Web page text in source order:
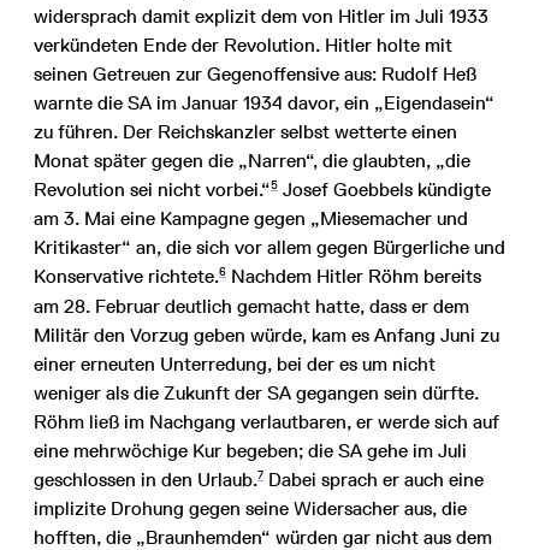
widersprach damit explizit dem von Hitler im Juli 1933
verkündeten Ende der Revolution. Hitler holte mit
seinen Getreuen zur Gegenoffensive aus: Rudolf Heß
warnte die SA im Januar 1934 davor, ein „Eigendasein“
zu führen. Der Reichskanzler selbst wetterte einen
Monat später gegen die „Narren“, die glaubten, „die
Revolution sei nicht vorbei.“5 Josef Goebbels kündigte
am 3. Mai eine Kampagne gegen „Miesemacher und
Kritikaster“ an, die sich vor allem gegen Bürgerliche und
Konservative richtete.6 Nachdem Hitler Röhm bereits
am 28. Februar deutlich gemacht hatte, dass er dem
Militär den Vorzug geben würde, kam es Anfang Juni zu
einer erneuten Unterredung, bei der es um nicht
weniger als die Zukunft der SA gegangen sein dürfte.
Röhm ließ im Nachgang verlautbaren, er werde sich auf
eine mehrwöchige Kur begeben; die SA gehe im Juli
geschlossen in den Urlaub.7 Dabei sprach er auch eine
implizite Drohung gegen seine Widersacher aus, die
hofften, die „Braunhemden“ würden gar nicht aus dem